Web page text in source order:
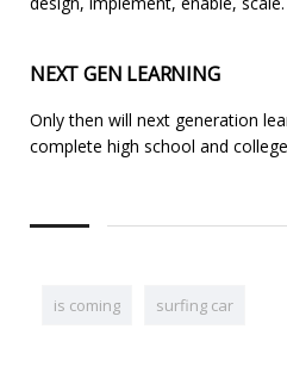
NEXT GEN LEARNING
Only then will next generation
complete high school and
is coming surfing car